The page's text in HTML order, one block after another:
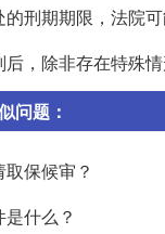
刑期期限，法院可
，除非存在特殊
问题：
保候审？
什么？